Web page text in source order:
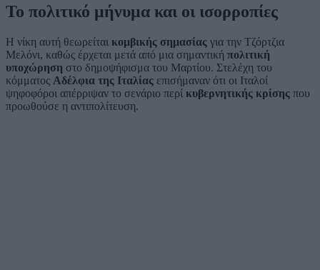
Το πολιτικό μήνυμα και οι ισορροπίες
Η νίκη αυτή θεωρείται κομβικής σημασίας για την Τζόρτζια
Μελόνι, καθώς έρχεται μετά από μια σημαντική πολιτική
υποχώρηση στο δημοψήφισμα του Μαρτίου. Στελέχη του
κόμματος Αδέλφια της Ιταλίας επισήμαναν ότι οι Ιταλοί
ψηφοφόροι απέρριψαν το σενάριο περί κυβερνητικής κρίσης που
προωθούσε η αντιπολίτευση.